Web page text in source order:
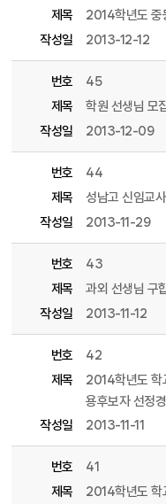
제목
2014학년도 중
작성일
2013-12-12
번호
45
제목
학원 선생님 모
작성일
2013-12-09
번호
44
제목
성남고 신임교
작성일
2013-11-29
번호
43
제목
과외 선생님 구
작성일
2013-11-12
번호
42
제목
2014학년도 학
용후보자 선정
작성일
2013-11-11
번호
41
제목
2014학년도 학